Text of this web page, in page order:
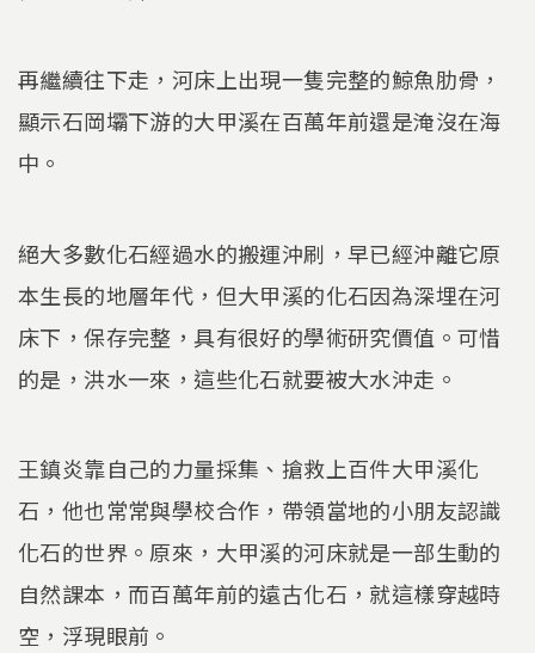
再繼續往下走，河床上出現一隻完整的鯨魚肋骨，
顯示石岡壩下游的大甲溪在百萬年前還是淹沒在海
中。
絕大多數化石經過水的搬運沖刷，早已經沖離它原
本生長的地層年代，但大甲溪的化石因為深埋在河
床下，保存完整，具有很好的學術研究價值。可惜
的是，洪水一來，這些化石就要被大水沖走。
王鎮炎靠自己的力量採集、搶救上百件大甲溪化
石，他也常常與學校合作，帶領當地的小朋友認識
化石的世界。原來，大甲溪的河床就是一部生動的
自然課本，而百萬年前的遠古化石，就這樣穿越時
空，浮現眼前。